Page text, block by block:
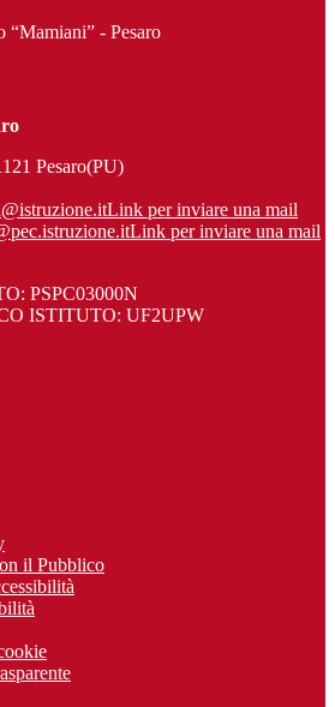
“Mamiani” - Pesaro
Pesaro(PU)
Link per inviare una mail
Link per inviare una mail
PSPC03000N
ISTITUTO: UF2UPW
il Pubblico